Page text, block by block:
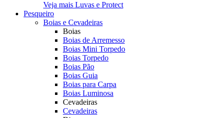
Veja mais Luvas e Protect
Pesqueiro
Boias e Cevadeiras
Boias
Boias de Arremesso
Boias Mini Torpedo
Boias Torpedo
Boias Pão
Boias Guia
Boias para Carpa
Boias Luminosa
Cevadeiras
Cevadeiras